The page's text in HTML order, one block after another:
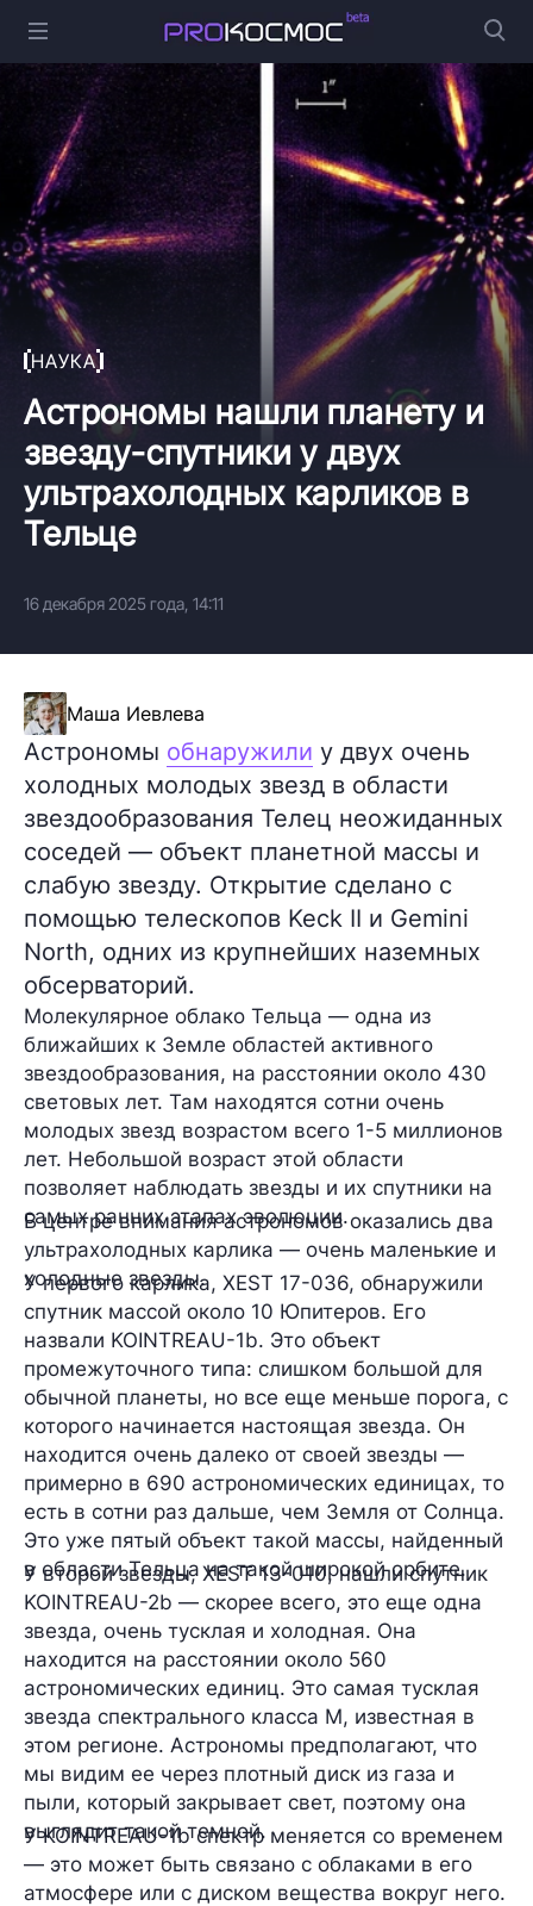
НАУКА
Астрономы нашли планету и
звезду-спутники у двух
ультрахолодных карликов в
Тельце
16 декабря 2025 года, 14:11
Маша Иевлева
Астрономы обнаружили у двух очень
холодных молодых звезд в области
звездообразования Телец неожиданных
соседей — объект планетной массы и
слабую звезду. Открытие сделано с
помощью телескопов Keck II и Gemini
North, одних из крупнейших наземных
обсерваторий.
Молекулярное облако Тельца — одна из
ближайших к Земле областей активного
звездообразования, на расстоянии около 430
световых лет. Там находятся сотни очень
молодых звезд возрастом всего 1-5 миллионов
лет. Небольшой возраст этой области
позволяет наблюдать звезды и их спутники на
самых ранних этапах эволюции.
В центре внимания астрономов оказались два
ультрахолодных карлика — очень маленькие и
холодные звезды.
У первого карлика, XEST 17-036, обнаружили
спутник массой около 10 Юпитеров. Его
назвали KOINTREAU-1b. Это объект
промежуточного типа: слишком большой для
обычной планеты, но все еще меньше порога, с
которого начинается настоящая звезда. Он
находится очень далеко от своей звезды —
примерно в 690 астрономических единицах, то
есть в сотни раз дальше, чем Земля от Солнца.
Это уже пятый объект такой массы, найденный
в области Тельца на такой широкой орбите.
У второй звезды, XEST 13-010, нашли спутник
KOINTREAU-2b — скорее всего, это еще одна
звезда, очень тусклая и холодная. Она
находится на расстоянии около 560
астрономических единиц. Это самая тусклая
звезда спектрального класса M, известная в
этом регионе. Астрономы предполагают, что
мы видим ее через плотный диск из газа и
пыли, который закрывает свет, поэтому она
выглядит такой темной.
У KOINTREAU-1b спектр меняется со временем
— это может быть связано с облаками в его
атмосфере или с диском вещества вокруг него.